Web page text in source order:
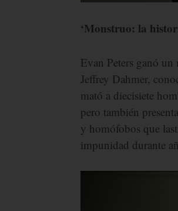
‘Monstruo: la
Evan Peters ganó
Jeffrey Dahmer,
mató a diecisiete
pero también
y homófobos que
impunidad durante